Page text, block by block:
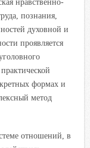
познания,
духовной и
проявляется
формах и
метод
отношений, в